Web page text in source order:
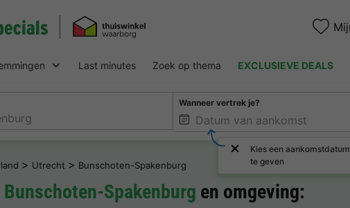
Last minutes Zoek op thema EXCLUSIEVE DEALS
Wanneer vertrek je?
Kies een
te geven
> Utrecht > Bunschoten-Spakenburg
Bunschoten-Spakenburg en omgeving: